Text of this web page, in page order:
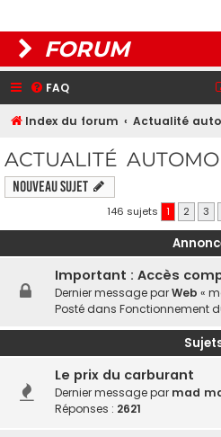
FORUM
FAQ
Index du forum Actualité
ACTUALITÉ
Nouveau sujet
146 sujets 1 2 3
Important : Accès
Dernier message parWeb «
Posté dans Fonctionnement
Le prix du carburant
Dernier message par mad
Réponses : 2621